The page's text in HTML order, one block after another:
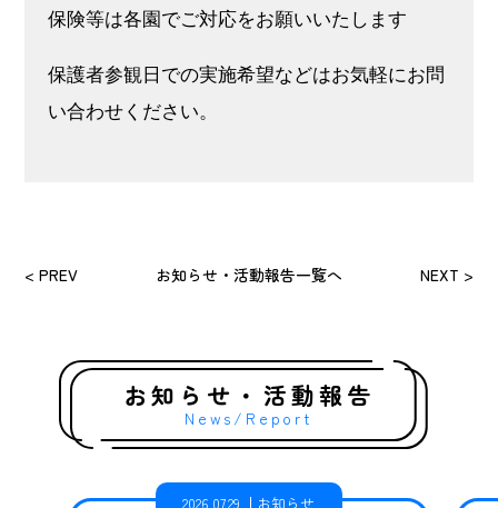
保険等は各園でご対応をお願いいたします
保護者参観⽇での実施希望などはお気軽にお問
い合わせください。
< PREV お知らせ・活動報告一覧へ NEXT >
お知らせ・活動報告
News/Report
2026.07.29 お知らせ